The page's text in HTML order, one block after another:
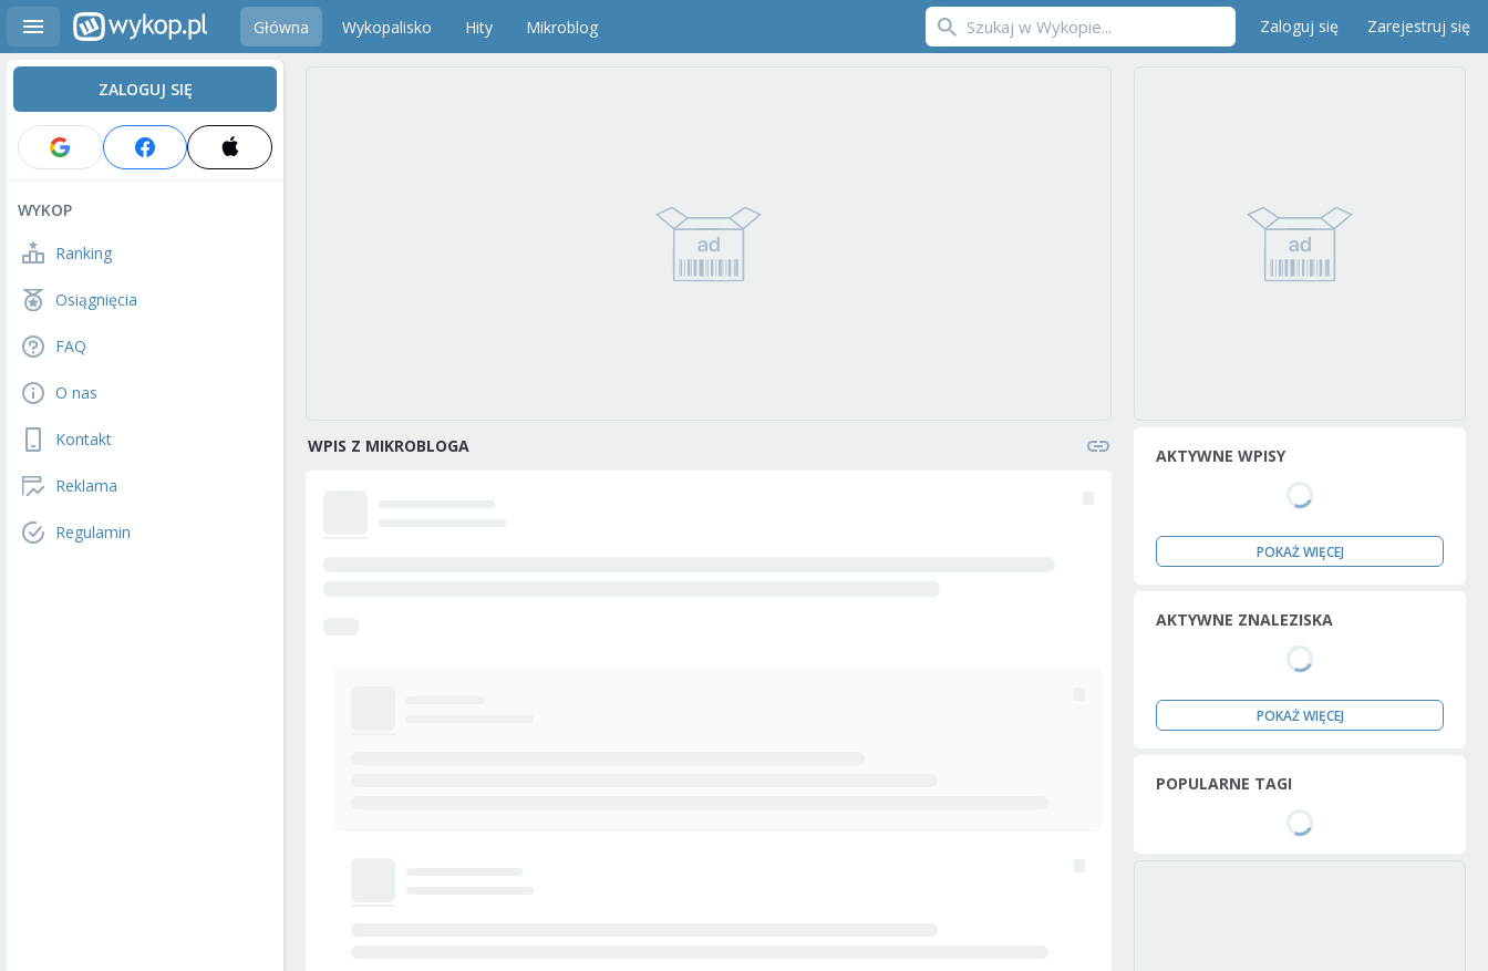
Główna Wykopalisko Hity Mikroblog Zaloguj się Zarejestruj się
ZALOGUJ SIĘ
WYKOP
Ranking
Osiągnięcia
FAQ
O nas
Kontakt
Reklama
Regulamin
WPIS Z MIKROBLOGA AKTYWNE WPISY
POKAŻ WIĘCEJ
AKTYWNE ZNALEZISKA
POKAŻ WIĘCEJ
POPULARNE TAGI